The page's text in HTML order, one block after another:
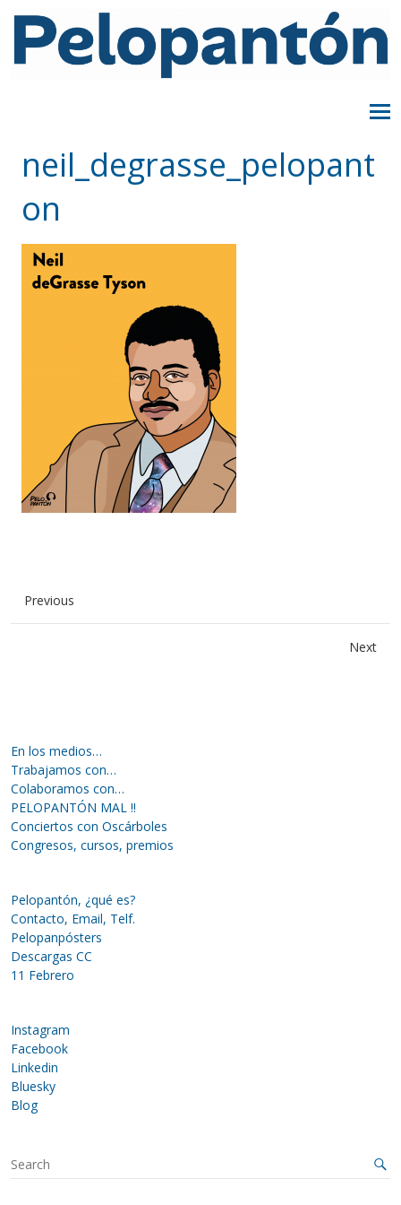
neil_degrasse_pelopant
on
Previous
Next
En los medios…
Trabajamos con…
Colaboramos con…
PELOPANTÓN MAL !!
Conciertos con Oscárboles
Congresos, cursos, premios
Pelopantón, ¿qué es?
Contacto, Email, Telf.
Pelopanpósters
Descargas CC
11 Febrero
Instagram
Facebook
Linkedin
Bluesky
Blog
S
e